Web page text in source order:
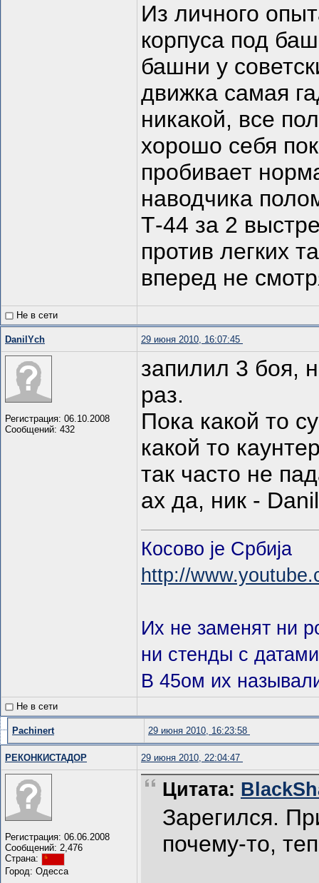
Из личного
корпуса под
башни у
движка самая
никакой, все
хорошо себя
пробивает
наводчика
Т-44 за 2
против легких
вперед не
Не в сети
DanilYch 29 июня 2010, 16:07:45
Регистрация: 06.10.2008
Сообщений: 432
запилил 3 боя,
раз.
Пока какой то
какой то
так часто не
ах да, ник -
Косово je Србиja
http://
Их не заменят ни
ни стенды с датами
В 45ом их
Не в сети
Pachinert 29 июня 2010, 16:23:58
РЕКОНКИСТАДОР 29 июня 2010, 22:04:47
Регистрация: 06.06.2008
Сообщений: 2,476
Страна:
Город: Одесса
Цитата:
Зарегился.
почему-то,